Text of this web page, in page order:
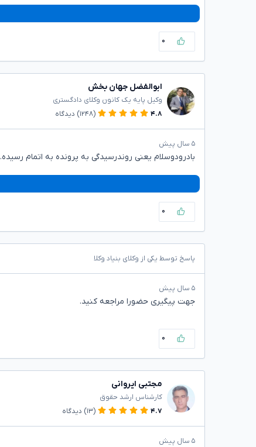
۰
ابوالفضل جهان بخش
وکیل پایه یک کانون وکلای دادگستری
۴.۸
(۱۲۴۸) دیدگاه
۵ سال پیش
بادرودوسلام یعنی روندرسیدگی به پرونده به اتمام رسیده.
۰
پاسخ توسط یکی از وکلای بنیاد وکلا
۵ سال پیش
جهت پیگیری حضورا مراجعه کنید.
۰
مجتبی ایروانی
کارشناس ارشد حقوق
۴.۷
(۱۳) دیدگاه
۵ سال پیش